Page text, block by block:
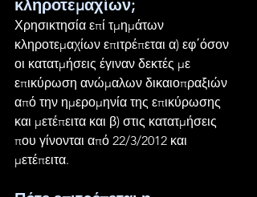
κληροτεμαχίων;
Χρησικτησία επί τμημάτων
κληροτεμαχίων επιτρέπεται α) εφ΄όσον
οι κατατμήσεις έγιναν δεκτές με
επικύρωση ανώμαλων δικαιοπραξιών
από την ημερομηνία της επικύρωσης
και μετέπειτα και β) στις κατατμήσεις
που γίνονται από 22/3/2012 και
μετέπειτα.